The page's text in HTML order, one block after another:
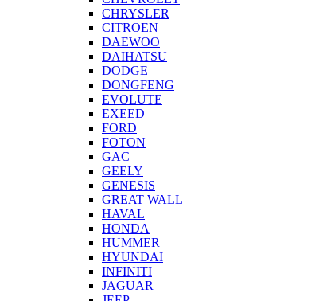
CHRYSLER
CITROEN
DAEWOO
DAIHATSU
DODGE
DONGFENG
EVOLUTE
EXEED
FORD
FOTON
GAC
GEELY
GENESIS
GREAT WALL
HAVAL
HONDA
HUMMER
HYUNDAI
INFINITI
JAGUAR